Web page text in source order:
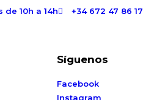
de 10h a 14h +34 672 47 86 17
Síguenos
Facebook
Instagram